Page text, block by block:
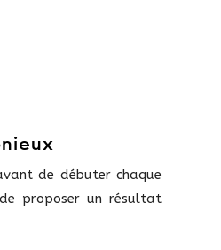
de débuter chaque
proposer un résultat